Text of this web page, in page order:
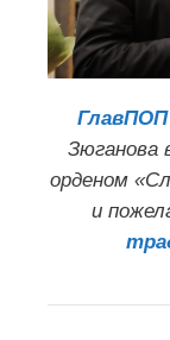
ГлавПОП
Зюганова
орденом
и